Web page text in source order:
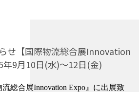
せ【国際物流総合展Innovation
9月10日(水)～12日(金)
総合展Innovation Expo』に出展致